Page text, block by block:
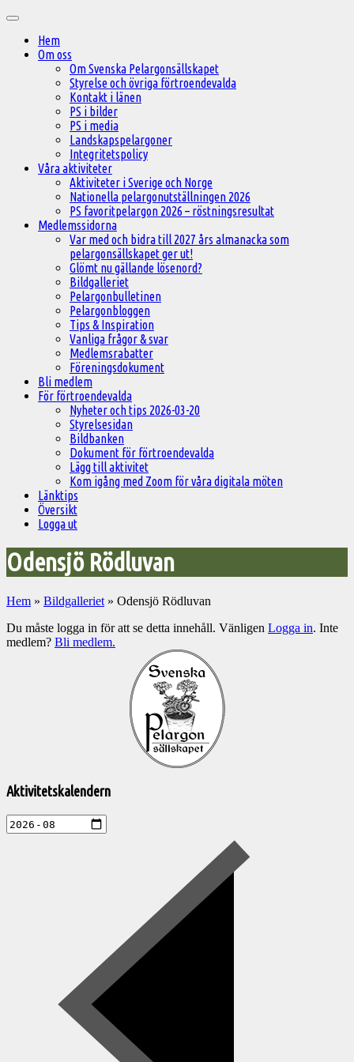
innehåll
Huvudmeny
Hem
Om oss
Om Svenska Pelargonsällskapet
Styrelse och övriga förtroendevalda
Kontakt i länen
PS i bilder
PS i media
Landskapspelargoner
Integritetspolicy
Våra aktiviteter
Aktiviteter i Sverige och Norge
Nationella pelargonutställningen 2026
PS favoritpelargon 2026 – röstningsresultat
Medlemssidorna
Var med och bidra till 2027 års almanacka som
pelargonsällskapet ger ut!
Glömt nu gällande lösenord?
Bildgalleriet
Pelargonbulletinen
Pelargonbloggen
Tips & Inspiration
Vanliga frågor & svar
Medlemsrabatter
Föreningsdokument
Bli medlem
För förtroendevalda
Nyheter och tips 2026-03-20
Styrelsesidan
Bildbanken
Dokument för förtroendevalda
Lägg till aktivitet
Kom igång med Zoom för våra digitala möten
Länktips
Översikt
Logga ut
Odensjö Rödluvan
Hem » Bildgalleriet » Odensjö Rödluvan
Du måste logga in för att se detta innehåll. Vänligen Logga in. Inte
medlem? Bli medlem.
Pelargonsällskapets
Aktivitetskalendern